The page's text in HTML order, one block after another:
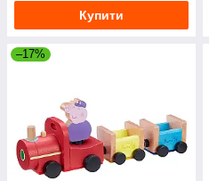
Купити
–17%